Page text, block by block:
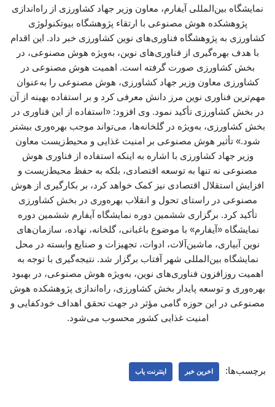
نمایشگاه بین‌المللی آیفارم، معاون وزیر جهاد کشاورزی از راه‌اندازی
پژوهشکده هوش مصنوعی با ارتقاء پژوهشگاه بیوتکنولوژی
کشاورزی به پژوهشگاه فناوری‌های نوین کشاورزی خبر داد. این اقدام
با هدف بهره‌گیری از فناوری‌های نوین، به‌ویژه هوش مصنوعی، در
بخش کشاورزی صورت گرفته است. اهمیت هوش مصنوعی در
کشاورزی معاون وزیر جهاد کشاورزی، هوش مصنوعی را به‌عنوان
مهم‌ترین فناوری نوین مرز دانش معرفی کرد و بر استفاده بهینه از آن
در بخش کشاورزی تأکید نمود. وی افزود: «استفاده از این فناوری در
بخش کشاورزی، به‌ویژه در گلخانه‌ها، می‌تواند موجب بهره‌وری بیشتر
شود.» تأثیر هوش مصنوعی بر امنیت غذایی و محیط‌زیست معاون
وزیر جهاد کشاورزی با اشاره به اینکه استفاده از فناوری هوش
مصنوعی نه تنها به توسعه اقتصادی، بلکه به حفظ محیط‌زیست و
افزایش استقلال اقتصادی نیز کمک خواهد کرد، بر بکارگیری از هوش
مصنوعی در راستای تحول و انقلاب بهره‌وری در بخش کشاورزی
تأکید کرد. برگزاری ششمین دوره نمایشگاه آیفارم ششمین دوره
نمایشگاه «آیفارم» با موضوع باغبانی، گلخانه، نهاده، سازمان‌های
نوین آبیاری، ماشین‌آلات، ادوات، تجهیزات و صنایع وابسته در محل
نمایشگاه بین‌المللی شهر آفتاب برگزار شد. نتیجه‌گیری با توجه به
اهمیت روزافزون فناوری‌های نوین، به‌ویژه هوش مصنوعی، در بهبود
بهره‌وری و توسعه پایدار بخش کشاورزی، راه‌اندازی پژوهشکده هوش
مصنوعی در این حوزه گامی مؤثر در جهت تحقق اهداف خودکفایی و
امنیت غذایی کشور محسوب می‌شود.
برچسب‌ها: اخرین خبر اینترنت یاب